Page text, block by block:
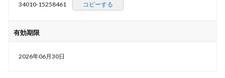
34010-15258461 コピーする
有効期限
2026年06月30日